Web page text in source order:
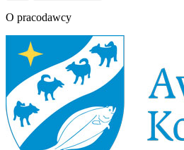
O pracodawcy